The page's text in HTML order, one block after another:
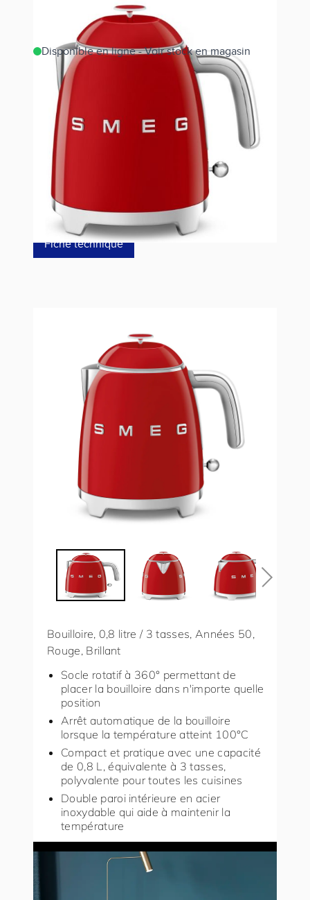
Disponible en ligne - Voir stock en magasin
Estimer les frais de port
Référence KLF05RDEU
129,00 €
dont éco-p
Fiche technique
Bouilloire, 0,8 litre / 3 tasses, Années 50,
Rouge, Brillant
Socle rotatif à 360° permettant de
placer la bouilloire dans n'importe quelle
position
Arrêt automatique de la bouilloire
lorsque la température atteint 100°C
Compact et pratique avec une capacité
de 0,8 L, équivalente à 3 tasses,
polyvalente pour toutes les cuisines
Double paroi intérieure en acier
inoxydable qui aide à maintenir la
température